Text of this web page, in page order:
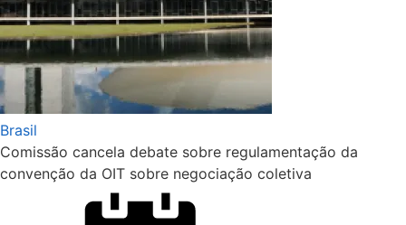
Brasil
Comissão cancela debate sobre regulamentação da
convenção da OIT sobre negociação coletiva